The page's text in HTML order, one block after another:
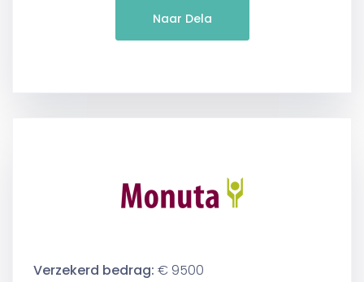
Naar Dela
Verzekerd bedrag: € 9500